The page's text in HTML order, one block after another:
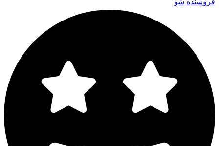
فروشنده شو